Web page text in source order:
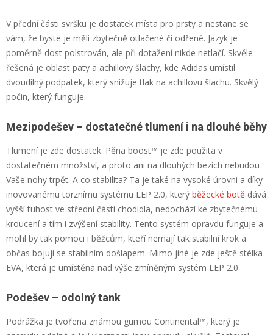
V přední části svršku je dostatek místa pro prsty a nestane se
vám, že byste je měli zbytečně otlačené či odřené. Jazyk je
poměrně dost polstrován, ale při dotažení nikde netlačí. Skvěle
řešená je oblast paty a achillovy šlachy, kde Adidas umístil
dvoudílný podpatek, který snižuje tlak na achillovu šlachu. Skvělý
počin, který funguje.
Mezipodešev – dostatečné tlumení i na dlouhé běhy
Tlumení je zde dostatek. Pěna boost™ je zde použita v
dostatečném množství, a proto ani na dlouhých bezích nebudou
Vaše nohy trpět. A co stabilita? Ta je také na vysoké úrovni a díky
inovovanému torznímu systému LEP 2.0, který běžecké botě dává
vyšší tuhost ve střední části chodidla, nedochází ke zbytečnému
kroucení a tím i zvýšení stability. Tento systém opravdu funguje a
mohl by tak pomoci i běžcům, kteří nemají tak stabilní krok a
občas bojují se stabilním došlapem. Mimo jiné je zde ještě stélka
EVA, která je umístěna nad výše zmíněným systém LEP 2.0.
Podešev – odolný tank
Podrážka je tvořena známou gumou Continental™, který je